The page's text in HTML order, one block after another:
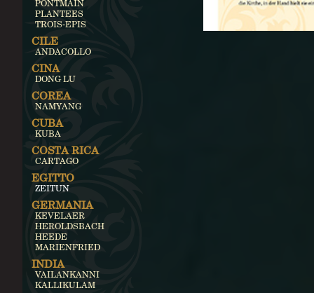
PONTMAIN
PLANTEES
TROIS-EPIS
CILE
ANDACOLLO
CINA
DONG LU
COREA
NAMYANG
CUBA
KUBA
COSTA RICA
CARTAGO
EGITTO
ZEITUN
GERMANIA
KEVELAER
HEROLDSBACH
HEEDE
MARIENFRIED
INDIA
VAILANKANNI
KALLIKULAM